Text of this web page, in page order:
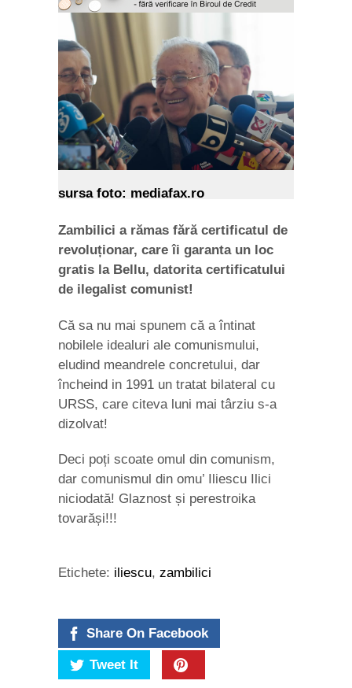
sursa foto: mediafax.ro
Zambilici a rămas fără certificatul de
revoluționar, care îi garanta un loc
gratis la Bellu, datorita certificatului
de ilegalist comunist!
Că sa nu mai spunem că a întinat
nobilele idealuri ale comunismului,
eludind meandrele concretului, dar
încheind in 1991 un tratat bilateral cu
URSS, care citeva luni mai târziu s-a
dizolvat!
Deci poți scoate omul din comunism,
dar comunismul din omu’ Iliescu Ilici
niciodată! Glaznost și perestroika
tovarăși!!!
Etichete: iliescu, zambilici
Share On Facebook
Tweet It